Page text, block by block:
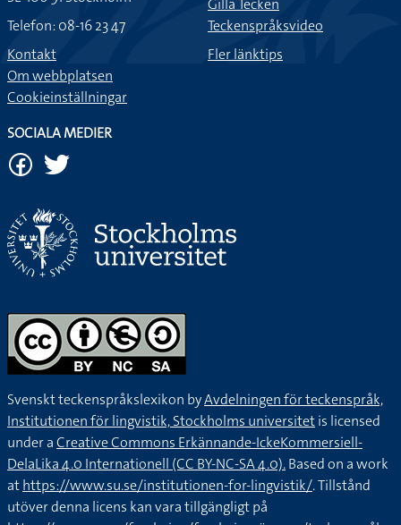
Telefon: 08-16 23 47
Kontakt
Om webbplatsen
Cookieinställningar
Gilla Tecken
Teckenspråksvideo
Fler länktips
SOCIALA MEDIER
Svenskt teckenspråkslexikon byAvdelningen för teckenspråk,
Institutionen för lingvistik, Stockholms universitetis licensed
under aCreative Commons Erkännande-IckeKommersiell-
DelaLika 4.0 Internationell (CC BY-NC-SA 4.0).Based on a work
athttps://www.su.se/institutionen-for-lingvistik/. Tillstånd
utöver denna licens kan vara tillgängligt på